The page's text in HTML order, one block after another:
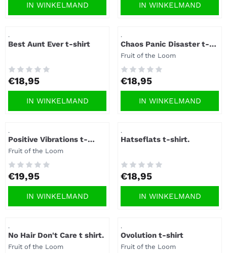
IN WINKELMAND IN WINKELMAND
Artikelnummer
.
Best Aunt Ever t-shirt
Prijs: 18,95
€18,95
IN WINKELMAND
Artikelnummer
.
Chaos Panic Disaster t-
shirt
Merk:
Fruit of the Loom
Prijs: 18,95
€18,95
IN WINKELMAND
.
Positive Vibrations t-
shirt.
Merk:
Fruit of the Loom
Prijs: 19,95
€19,95
IN WINKELMAND
.
Hatseflats t-shirt.
Prijs: 18,95
€18,95
IN WINKELMAND
Artikelnummer
.
No Hair Don't Care t shirt.
Merk:
Fruit of the Loom
Artikelnummer
.
Ovolution t-shirt
Merk:
Fruit of the Loom